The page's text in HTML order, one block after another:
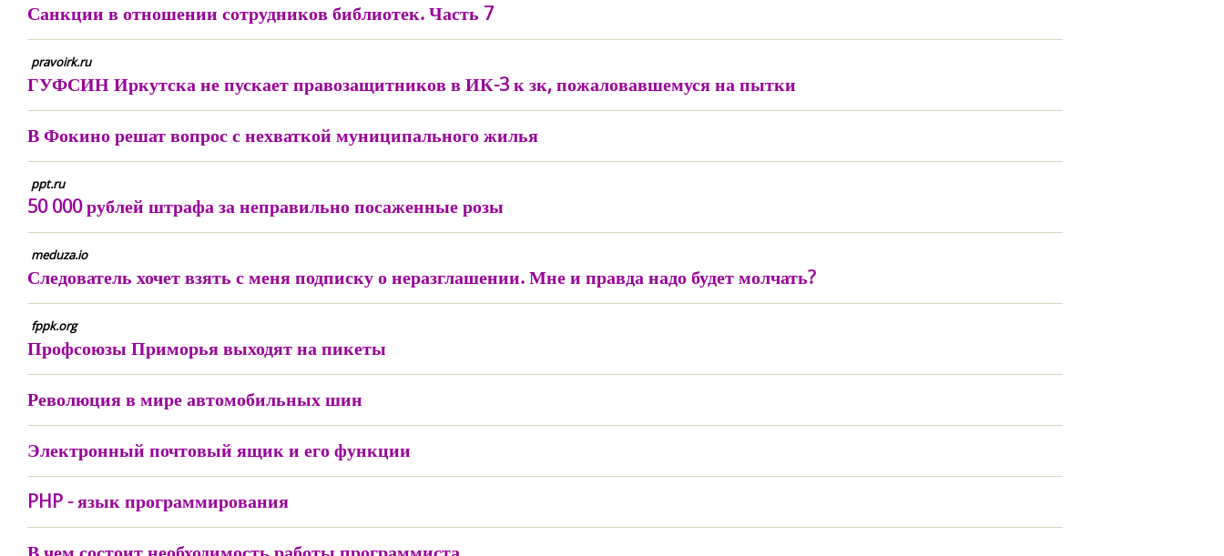
Санкции в отношении сотрудников библиотек. Часть 7
pravoirk.ru
ГУФСИН Иркутска не пускает правозащитников в ИК-3 к зк, пожаловавшемуся на пытки
В Фокино решат вопрос с нехваткой муниципального жилья
ppt.ru
50 000 рублей штрафа за неправильно посаженные розы
meduza.io
Следователь хочет взять с меня подписку о неразглашении. Мне и правда надо будет молчать?
fppk.org
Профсоюзы Приморья выходят на пикеты
Революция в мире автомобильных шин
Электронный почтовый ящик и его функции
PHP - язык программирования